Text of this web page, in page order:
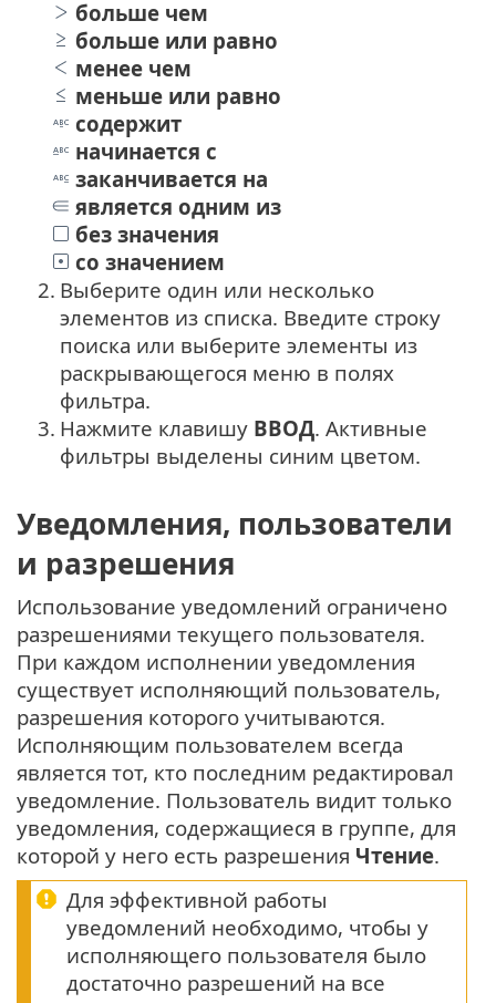
больше чем
больше или равно
менее чем
меньше или равно
содержит
начинается с
заканчивается на
является одним из
без значения
со значением
2. Выберите один или несколько
элементов из списка. Введите строку
поиска или выберите элементы из
раскрывающегося меню в полях
фильтра.
3. Нажмите клавишу ВВОД. Активные
фильтры выделены синим цветом.
Уведомления, пользователи
и разрешения
Использование уведомлений ограничено
разрешениями текущего пользователя.
При каждом исполнении уведомления
существует исполняющий пользователь,
разрешения которого учитываются.
Исполняющим пользователем всегда
является тот, кто последним редактировал
уведомление. Пользователь видит только
уведомления, содержащиеся в группе, для
которой у него есть разрешения Чтение.
Для эффективной работы
уведомлений необходимо, чтобы у
исполняющего пользователя было
достаточно разрешений на все